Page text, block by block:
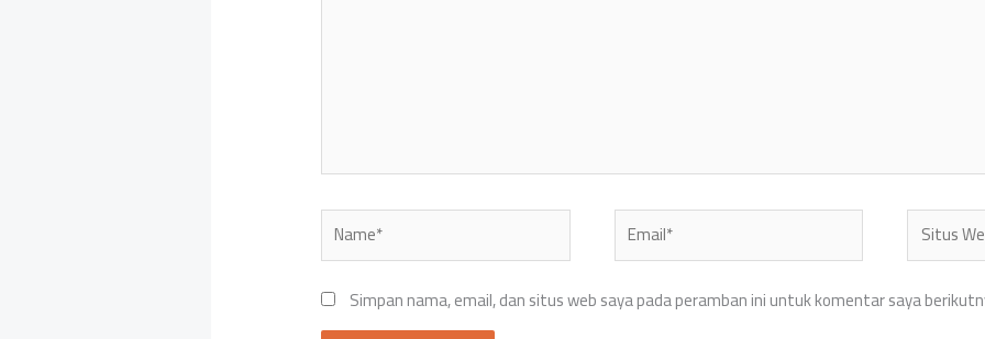
Name* Email* Situs
Web
Simpan nama, email, dan situs web saya pada peramban ini untuk komentar saya